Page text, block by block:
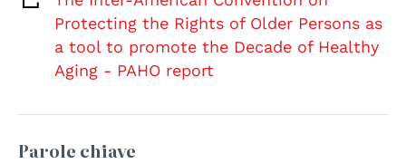
Protecting the Rights of Older Persons as
a tool to promote the Decade of Healthy
Aging - PAHO report
Parole chiave